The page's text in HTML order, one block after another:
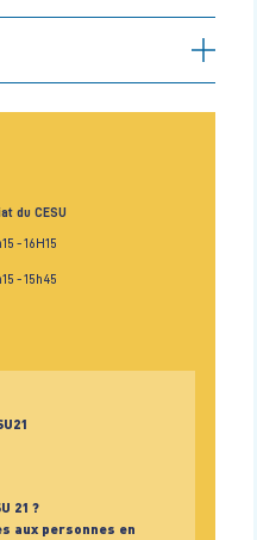
du CESU
- 16H15
- 15h45
21 ?
aux personnes en